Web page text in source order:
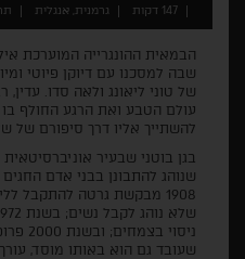
147 דקות
גרמנית, אנגלית
הבמאית ההונגרייה המוערכת
שבה למסכנו עם דיוקן פיוטי
של טוני ליאונג ולאה סדו.
עולם הטבע ואת הרגע החולף בו
להשתייך אליו דרך סיפורם של
בגן בוטני שבעיר
שנוהג להתבונן בבני אדם
1908 מבקשת גרטה להתקבל
ניסוי
שעובד גם הוא באותו מוסד,